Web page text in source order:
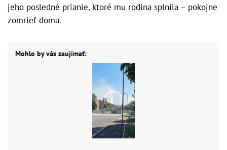
jeho posledné prianie, ktoré mu rodina splnila – pokojne
zomrieť doma.
Mohlo by vás zaujímať: